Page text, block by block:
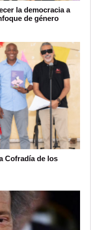
la democracia a
de género
Cofradía de los